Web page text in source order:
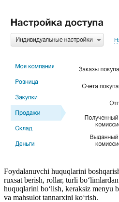
Foydalanuvchi huquqlarini
ruxsat berish, rollar, turli
huquqlarini bo‘lish, keraksiz menyu
va mahsulot tannarxini ko‘rish.